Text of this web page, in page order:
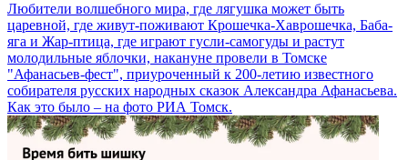
Любители волшебного мира, где лягушка может быть
царевной, где живут-поживают Крошечка-Хаврошечка, Баба-
яга и Жар-птица, где играют гусли-самогуды и растут
молодильные яблочки, накануне провели в Томске
"Афанасьев-фест", приуроченный к 200-летию известного
собирателя русских народных сказок Александра Афанасьева.
Как это было – на фото РИА Томск.